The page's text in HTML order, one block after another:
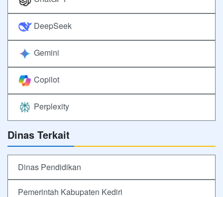
DeepSeek
Gemini
Copilot
Perplexity
Dinas Terkait
Dinas Pendidikan
Pemerintah Kabupaten Kediri